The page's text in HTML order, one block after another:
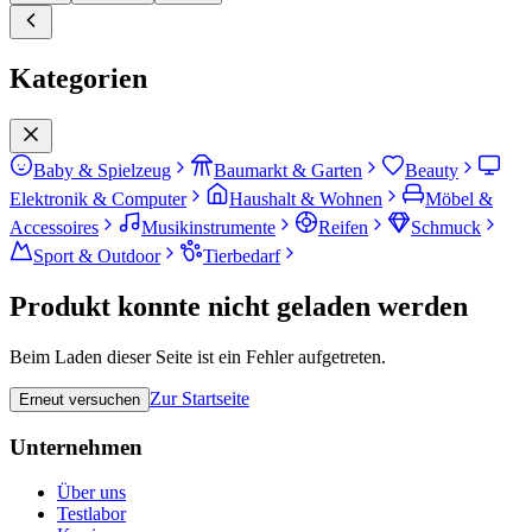
Kategorien
Baby & Spielzeug Baumarkt & Garten
Beauty
Elektronik & Computer
Haushalt & Wohnen
Möbel &
Accessoires
Musikinstrumente Reifen
Schmuck
Sport & Outdoor
Tierbedarf
Produkt konnte nicht geladen werden
Beim Laden dieser Seite ist ein Fehler aufgetreten.
Erneut versuchen Zur Startseite
Unternehmen
Über uns
Testlabor